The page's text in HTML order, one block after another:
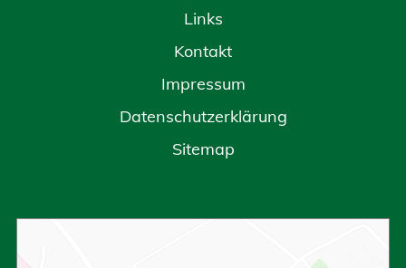
Links
Kontakt
Impressum
Datenschutzerklärung
Sitemap